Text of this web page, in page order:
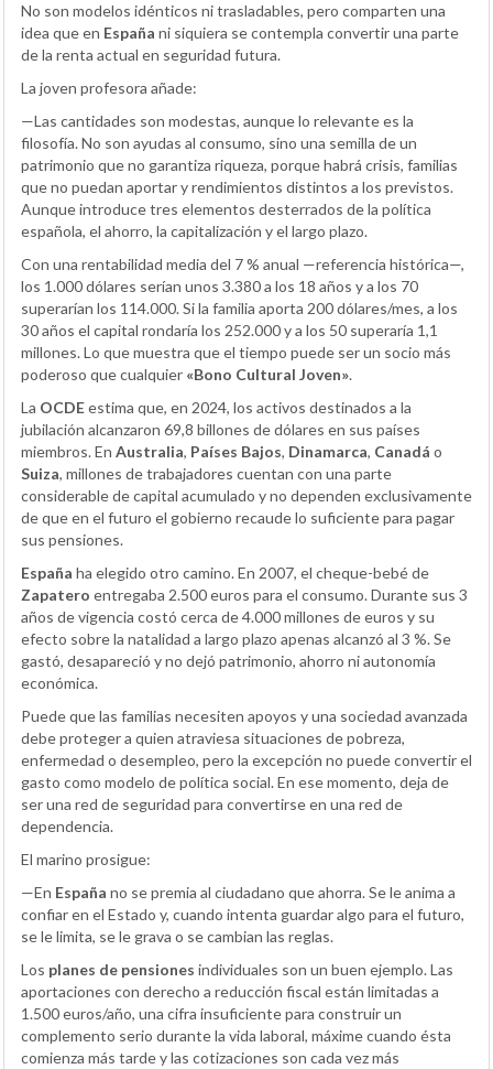
No son modelos idénticos ni trasladables, pero comparten una
idea que en España ni siquiera se contempla convertir una parte
de la renta actual en seguridad futura.
La joven profesora añade:
—Las cantidades son modestas, aunque lo relevante es la
filosofía. No son ayudas al consumo, sino una semilla de un
patrimonio que no garantiza riqueza, porque habrá crisis, familias
que no puedan aportar y rendimientos distintos a los previstos.
Aunque introduce tres elementos desterrados de la política
española, el ahorro, la capitalización y el largo plazo.
Con una rentabilidad media del 7 % anual —referencia histórica—,
los 1.000 dólares serían unos 3.380 a los 18 años y a los 70
superarían los 114.000. Si la familia aporta 200 dólares/mes, a los
30 años el capital rondaría los 252.000 y a los 50 superaría 1,1
millones. Lo que muestra que el tiempo puede ser un socio más
poderoso que cualquier «Bono Cultural Joven».
La OCDEestima que, en 2024, los activos destinados a la
jubilación alcanzaron 69,8 billones de dólares en sus países
miembros. En Australia, Países Bajos, Dinamarca, Canadá o
Suiza, millones de trabajadores cuentan con una parte
considerable de capital acumulado y no dependen exclusivamente
de que en el futuro el gobierno recaude lo suficiente para pagar
sus pensiones.
España ha elegido otro camino. En 2007, el cheque-bebé de
Zapatero entregaba 2.500 euros para el consumo. Durante sus 3
años de vigencia costó cerca de 4.000 millones de euros y su
efecto sobre la natalidad a largo plazo apenas alcanzó al 3 %. Se
gastó, desapareció y no dejó patrimonio, ahorro ni autonomía
económica.
Puede que las familias necesiten apoyos y una sociedad avanzada
debe proteger a quien atraviesa situaciones de pobreza,
enfermedad o desempleo, pero la excepción no puede convertir el
gasto como modelo de política social. En ese momento, deja de
ser una red de seguridad para convertirse en una red de
dependencia.
El marino prosigue:
—En España no se premia al ciudadano que ahorra. Se le anima a
confiar en el Estado y, cuando intenta guardar algo para el futuro,
se le limita, se le grava o se cambian las reglas.
Los planes de pensiones individuales son un buen ejemplo. Las
aportaciones con derecho a reducción fiscal están limitadas a
1.500 euros/año, una cifra insuficiente para construir un
complemento serio durante la vida laboral, máxime cuando ésta
comienza más tarde y las cotizaciones son cada vez más